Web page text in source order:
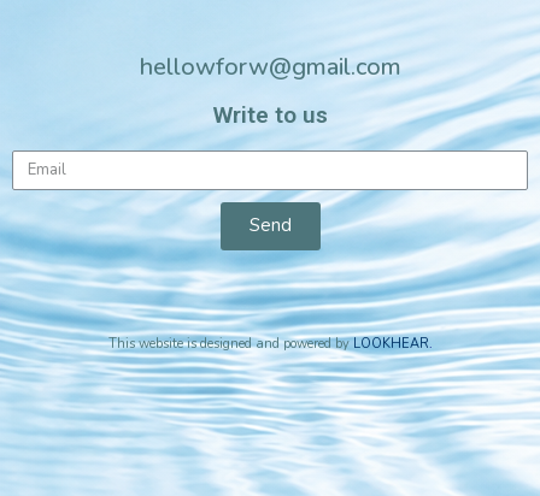
hellowforw@gmail.com
Write to us
Send
This website is designed and powered byLOOKHEAR.